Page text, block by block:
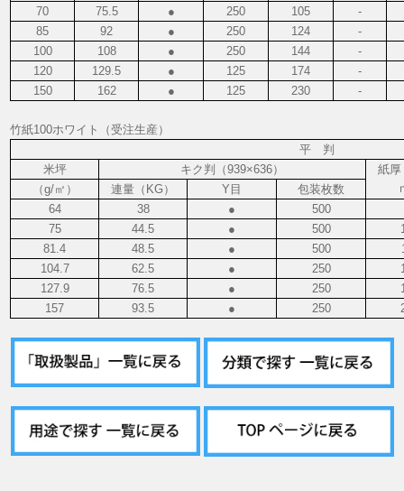
70
75.5 ● 250 105
-
85
92 ● 250 124
-
100
108 ● 250 144
-
120
129.5 ● 125 174
-
150
162 ● 125 230 -
竹紙100ホワイト（受注生産）
平 判
米坪
キク判（939×636）
紙
（g/㎡） 連量（KG） Y目
包装枚数
64
38 ● 500
75
44.5 ● 500
81.4
48.5 ● 500
104.7
62.5 ● 250
127.9
76.5 ● 250
157
93.5 ● 250